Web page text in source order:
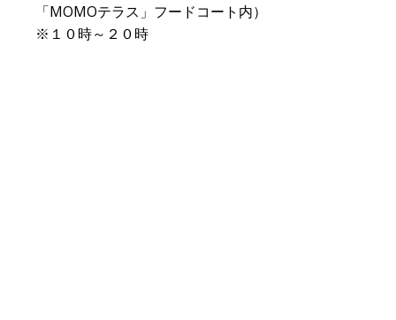
「MOMOテラス」フードコート内）
※１０時～２０時